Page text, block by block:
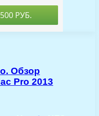
Обзор
Pro 2013